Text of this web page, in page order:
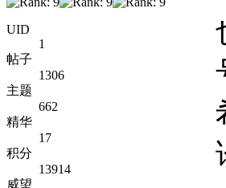
UID
1
帖子
1306
主题
662
精华
17
积分
13914
威望